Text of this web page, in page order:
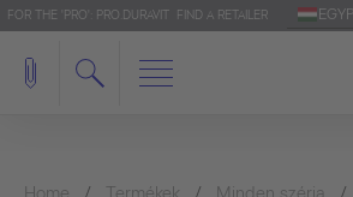
FOR THE 'PRO': PRO.DURAVIT FIND A RETAILER